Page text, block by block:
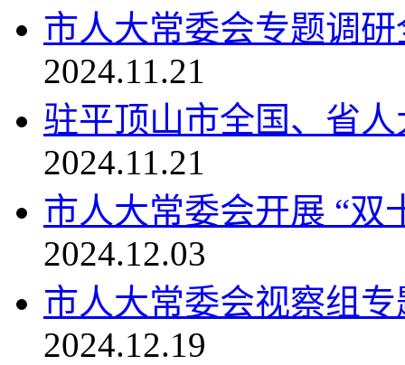
市人大常委会专题调
2024.11.21
驻平顶山市全国、省
2024.11.21
市人大常委会开展 “双
2024.12.03
市人大常委会视察组
2024.12.19